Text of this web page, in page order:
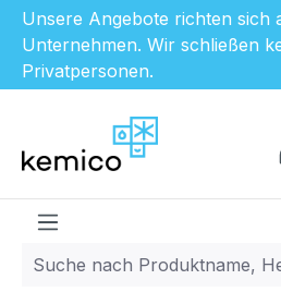
Unsere Angebote richten sich
Unternehmen. Wir schließen
Privatpersonen.
Zum Hauptinhalt springen